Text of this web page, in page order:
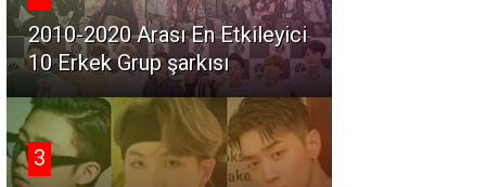
2010-2020 Arası En Etkileyici
10 Erkek Grup şarkısı
3